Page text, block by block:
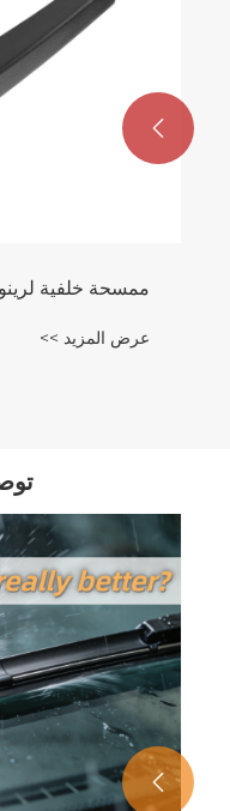

دليل مهايئ شفرات
لمحترفي شفرات
التجارية بين
عرض المزيد >>
